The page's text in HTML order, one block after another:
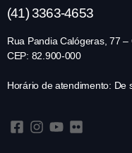
(41) 3363-4653
Rua Pandia Calógeras, 77
CEP: 82.900-000
Horário de atendimento: De